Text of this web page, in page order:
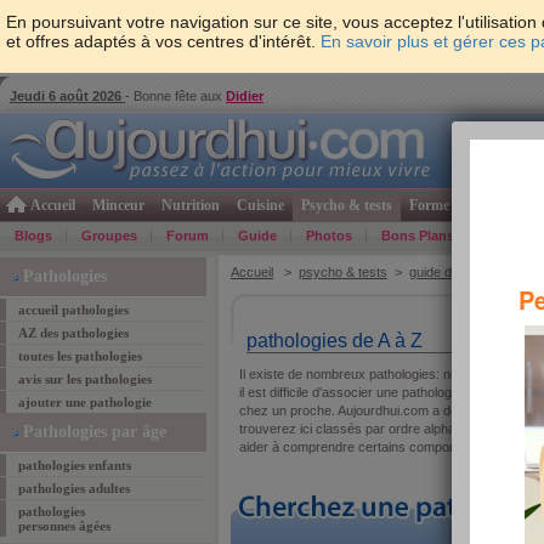
En poursuivant votre navigation sur ce site, vous acceptez
et offres adaptés à vos centres d'intérêt. En savoir plus et gérer ces
Jeudi 6 août 2026 - Bonne fête aux Didier
Accueil Minceur Nutrition Cuisine Psycho & tests Forme & santé
Blogs Groupes Forum Guide Photos Bons Plans
Pathologies
accueil pathologies
AZ des pathologies
toutes les pathologies
avis sur les pathologies
ajouter une pathologie
Pathologies par âge
pathologies enfants
pathologies adultes
pathologies
personnes âgées
Accueil > psycho & tests > guide des pathologies
pathologies de A à Z
Il existe de nombreux pathologies: névrose
il est difficile d'associer une pathologie à un
chez un proche. Aujourdhui.com a donc regroupé
trouverez ici classés par ordre alphabétique.
aider à comprendre certains comportements